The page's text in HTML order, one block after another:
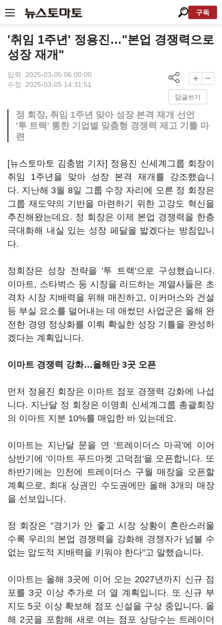
구독
'취임 1주년' 정용진…"본업 경쟁력으로
성장 재개"
입력: 2025-03-05 06:00:00
수정: 2025-03-05 14:31:51
답글쓰기
정 회장, 취임 1주년 맞아 성장 본격 재개 선언
'투 트랙' 통한 기업별 맞춤형 경쟁력 제고 기틀 마
련
[뉴스토마토 김충범 기자] 정용진 신세계그룹 회장이
취임 1주년을 맞아 성장 본격 재개를 강조했습니
다. 지난해 3월 8일 그룹 수장 자리에 오른 정 회장은
그룹 재도약의 기반을 마련하기 위한 고강도 혁신을
추진해왔는데요. 정 회장은 이제 본업 경쟁력을 한층
극대화해 내실 있는 성장 페달을 밟겠다는 방침입니
다.
정회장은 성장 전략을 '투 트랙'으로 구성했습니다.
이마트, 스타벅스 등 시장을 리드하는 계열사들은 초
격차 시장 지배력을 위해 매진하고, 이커머스와 건설
등 부실 요소를 덜어내는 데 애썼던 사업군은 올해 완
전한 경영 정상화를 이뤄 확실한 성장 기틀을 완성하
겠다는 계획입니다.
이마트 경쟁력 강화…올해만 3곳 오픈
먼저 정용진 회장은 이마트 점포 경쟁력 강화에 나섭
니다. 지난달 정 회장은 이명희 신세계그룹 총괄회장
의 이마트 지분 10%를 매입한 바 있는데요.
이마트는 지난달 문을 연 '트레이더스 마곡'에 이어
상반기에 '이마트 푸드마켓 고덕점'을 오픈합니다. 또
하반기에는 인천에 트레이더스 구월 매장을 오픈할
계획으로, 최대 상권인 수도권에만 올해 3개의 매장
을 선보입니다.
정 회장은 "경기가 안 좋고 시장 상황이 혼란스러울
수록 우리의 본업 경쟁력을 강화해 경쟁자가 넘볼 수
없는 압도적 지배력을 키워야 한다"고 말했습니다.
이마트는 올해 3곳에 이어 오는 2027년까지 신규 점
포를 3곳 이상 추가로 더 열 계획입니다. 또 신규 부
지도 5곳 이상 확보해 점포 신설을 구상 중입니다. 올
해 2곳을 포함해 새로 여는 점포 상당수는 트레이더